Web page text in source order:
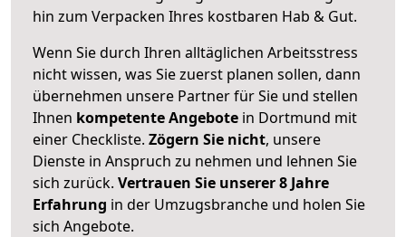
hin zum Verpacken Ihres kostbaren Hab & Gut.
Wenn Sie durch Ihren alltäglichen Arbeitsstress
nicht wissen, was Sie zuerst planen sollen, dann
übernehmen unsere Partner für Sie und stellen
Ihnen kompetente Angebote in Dortmund mit
einer Checkliste. Zögern Sie nicht, unsere
Dienste in Anspruch zu nehmen und lehnen Sie
sich zurück. Vertrauen Sie unserer 8 Jahre
Erfahrung in der Umzugsbranche und holen Sie
sich Angebote.